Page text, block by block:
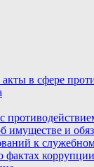
в сфере
имуществе и
к
фактах коррупции